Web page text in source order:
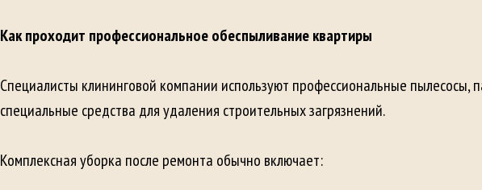
Как проходит профессиональное обеспыливание квартиры
Специалисты клининговой компании используют профессиональные пылесосы,
специальные средства для удаления строительных загрязнений.
Комплексная уборка после ремонта обычно включает: